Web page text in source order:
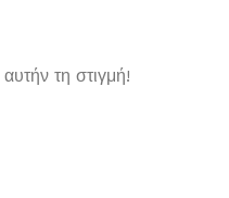
τη στιγμή!